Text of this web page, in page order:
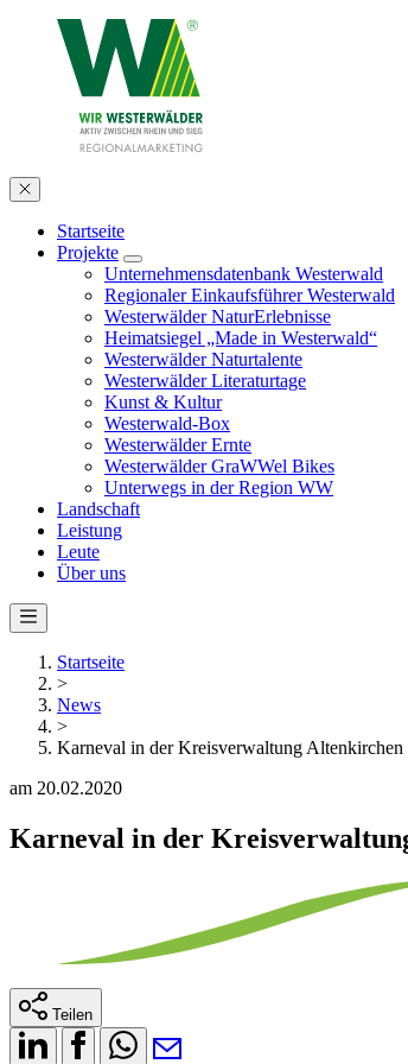
Startseite
Projekte
Unternehmensdatenbank Westerwald
Regionaler Einkaufsführer Westerwald
Westerwälder NaturErlebnisse
Heimatsiegel „Made in Westerwald“
Westerwälder Naturtalente
Westerwälder Literaturtage
Kunst & Kultur
Westerwald-Box
Westerwälder Ernte
Westerwälder GraWWel Bikes
Unterwegs in der Region WW
Landschaft
Leistung
Leute
Über uns
Startseite
>
News
>
Karneval in der Kreisverwaltung
am 20.02.2020
Karneval in der
Teilen